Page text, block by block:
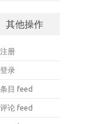
其他操作
注册
登录
条目 feed
评论 feed